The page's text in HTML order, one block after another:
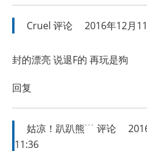
Cruel 评论 2016年12月
封的漂亮 说退F的 再玩是狗
回复
姑凉！趴趴熊﹉ 评论
11:36